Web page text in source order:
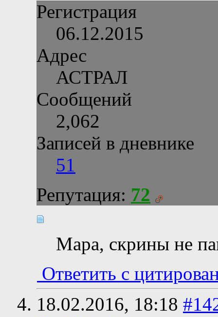
Регистрация
06.12.2015
Адрес
АСТРАЛ
Сообщений
2,062
Записей в дневнике
51
Репутация: 72
Мара, скрины не
Ответить с
18.02.2016, 18:18